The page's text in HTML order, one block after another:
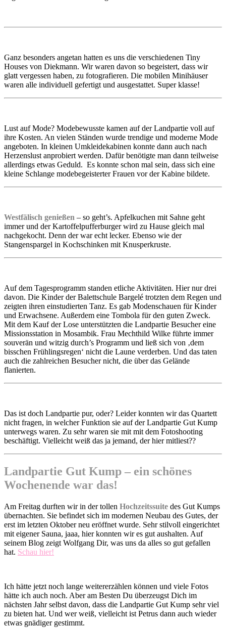
Ganz besonders angetan hatten es uns die verschiedenen Tiny
Houses von Diekmann. Wir waren davon so begeistert, dass wir
glatt vergessen haben, zu fotografieren. Die mobilen Minihäuser
waren alle individuell gefertigt und ausgestattet. Super klasse!
Lust auf Mode? Modebewusste kamen auf der Landpartie voll auf
ihre Kosten. An vielen Ständen wurde trendige und moderne Mode
angeboten. In kleinen Umkleidekabinen konnte dann auch nach
Herzenslust anprobiert werden. Dafür benötigte man dann teilweise
allerdings etwas Geduld. Es konnte schon mal sein, dass sich eine
kleine Schlange modebegeisterter Frauen vor der Kabine bildete.
Westfälisch genießen – so geht’s. Apfelkuchen mit Sahne geht
immer und der Kartoffelpufferburger wird zu Hause gleich mal
nachgekocht. Denn der war echt lecker. Ebenso wie der
Stangenspargel in Kochschinken mit Knusperkruste.
Auf dem Tagesprogramm standen etliche Aktivitäten. Hier nur drei
davon. Die Kinder der Balettschule Bargelé trotzten dem Regen und
zeigten ihren einstudierten Tanz. Es gab Modenschauen für Kinder
und Erwachsene. Außerdem eine Tombola für den guten Zweck.
Mit dem Kauf der Lose unterstützten die Landpartie Besucher eine
Missionsstation in Mosambik. Frau Mechthild Wilke führte immer
souverän und witzig durch’s Programm und ließ sich von ‚dem
bisschen Frühlingsregen‘ nicht die Laune verderben. Und das taten
auch die zahlreichen Besucher nicht, die über das Gelände
flanierten.
Das ist doch Landpartie pur, oder? Leider konnten wir das Quartett
nicht fragen, in welcher Funktion sie auf der Landpartie Gut Kump
unterwegs waren. Zu sehr waren sie mit mit dem Fotoshooting
beschäftigt. Vielleicht weiß das ja jemand, der hier mitliest??
Landpartie Gut Kump – ein schönes
Wochenende war das!
Am Freitag durften wir in der tollen Hochzeitssuite des Gut Kumps
übernachten. Sie befindet sich im modernen Neubau des Gutes, der
erst im letzten Oktober neu eröffnet wurde. Sehr stilvoll eingerichtet
mit eigener Sauna, jaaa, hier konnten wir es gut aushalten. Auf
seinem Blog zeigt Wolfgang Dir, was uns da alles so gut gefallen
hat. Schau hier!
Ich hätte jetzt noch lange weitererzählen können und viele Fotos
hätte ich auch noch. Aber am Besten Du überzeugst Dich im
nächsten Jahr selbst davon, dass die Landpartie Gut Kump sehr viel
zu bieten hat. Und wer weiß, vielleicht ist Petrus dann auch wieder
etwas gnädiger gestimmt.